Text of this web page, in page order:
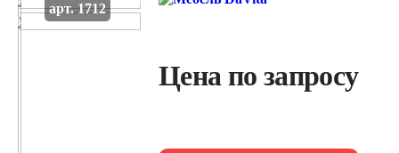
арт. 1712
Цена по запросу